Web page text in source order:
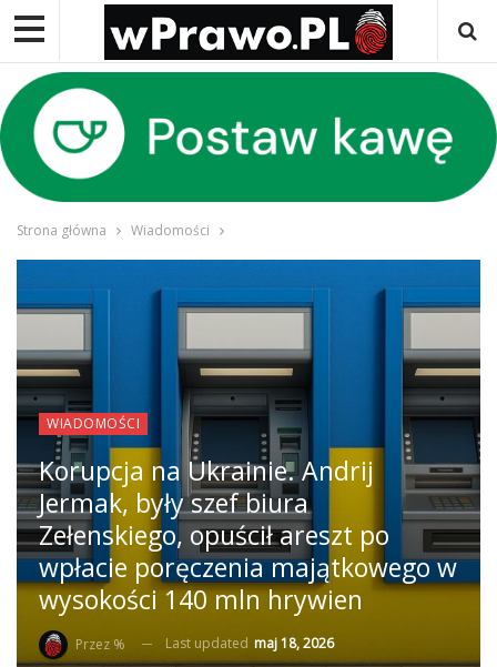
Strona główna Wiadomości
WIADOMOŚCI
Korupcja na Ukrainie. Andrij
Jermak, były szef biura
Zełenskiego, opuścił areszt po
wpłacie poręczenia majątkowego w
wysokości 140 mln hrywien
Przez % Last updated maj 18, 2026